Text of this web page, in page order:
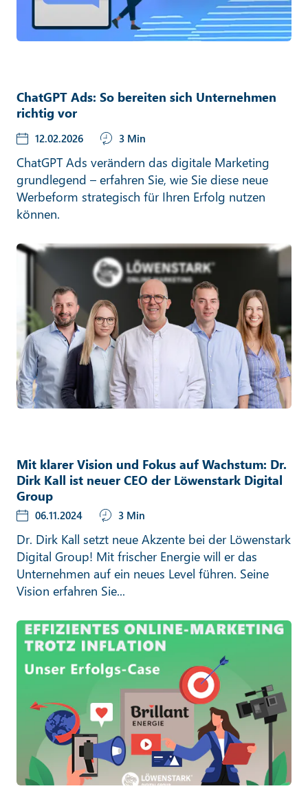
ChatGPT Ads: So bereiten sich Unternehmen
richtig vor
12.02.2026 3 Min
ChatGPT Ads verändern das digitale Marketing
grundlegend – erfahren Sie, wie Sie diese neue
Werbeform strategisch für Ihren Erfolg nutzen
können.
Mit klarer Vision und Fokus auf Wachstum: Dr.
Dirk Kall ist neuer CEO der Löwenstark Digital
Group
06.11.2024 3 Min
Dr. Dirk Kall setzt neue Akzente bei der Löwenstark
Digital Group! Mit frischer Energie will er das
Unternehmen auf ein neues Level führen. Seine
Vision erfahren Sie...